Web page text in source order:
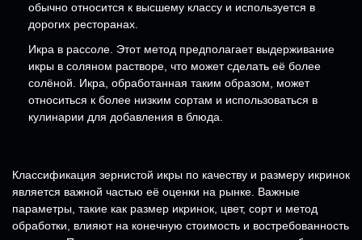
обычно относится к высшему классу и используется в
дорогих ресторанах.
Икра в рассоле. Этот метод предполагает выдерживание
икры в соляном растворе, что может сделать её более
солёной. Икра, обработанная таким образом, может
относиться к более низким сортам и использоваться в
кулинарии для добавления в блюда.
Классификация зернистой икры по качеству и размеру икринок
является важной частью её оценки на рынке. Важные
параметры, такие как размер икринок, цвет, сорт и метод
обработки, влияют на конечную стоимость и востребованность